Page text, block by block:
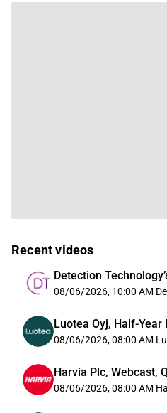
Recent videos
Detection
08/06/2026, 10:00 AM
Luotea Oyj, Half-Year
08/06/2026, 08:00 AM
Harvia Plc, Webcast,
08/06/2026, 08:00 AM